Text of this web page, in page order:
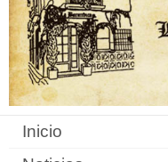
Inicio